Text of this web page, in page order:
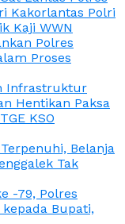
Kakorlantas Polri
Kaji WWN
Polres
Proses
Infrastruktur
Hentikan Paksa
KSO
Belanja
Tak
-79, Polres
Bupati,